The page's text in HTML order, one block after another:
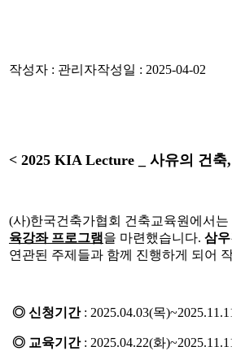
작성자 : 관리자작성일 : 2025-04-02
< 2025 KIA Lecture _ 사유의 건
(사)한국건축가협회 건축교육원에서
육강좌 프로그램을 마련했습니다. 삼
연관된 주제들과 함께 진행하게 되어
◎ 신청기간: 2025.04.03(목
◎ 교육기간: 2025.04.22(화